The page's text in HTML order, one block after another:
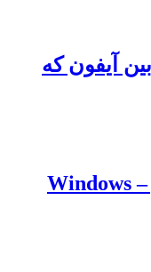
آیفون که
نحوه بازیابی فایل در ویندوز – Windows